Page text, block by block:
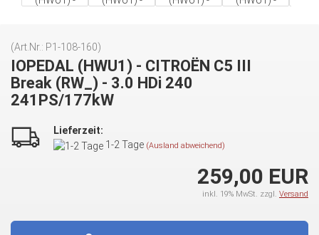
(Art.Nr.: P1-108-160)
IOPEDAL (HWU1) - CITROËN C5 III
Break (RW_) - 3.0 HDi 240
241PS/177kW
Lieferzeit:
1-2 Tage (Ausland abweichend)
259,00 EUR
inkl. 19% MwSt. zzgl. Versand